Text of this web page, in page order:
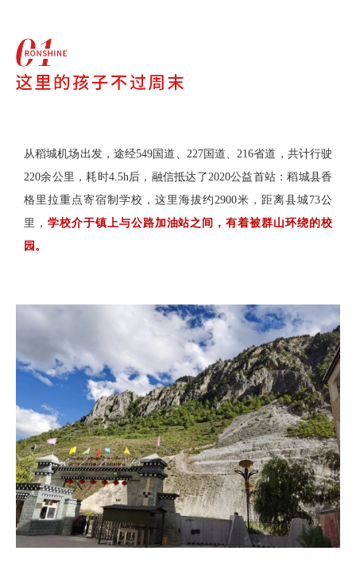
从稻城机场出发，途经549国道、227国道、216省道，共计行驶
220余公里，耗时4.5h后，融信抵达了2020公益首站：稻城县香
格里拉重点寄宿制学校，这里海拔约2900米，距离县城73公
里， 学校介于镇上与公路加油站之间，有着被群山环绕的校
园。